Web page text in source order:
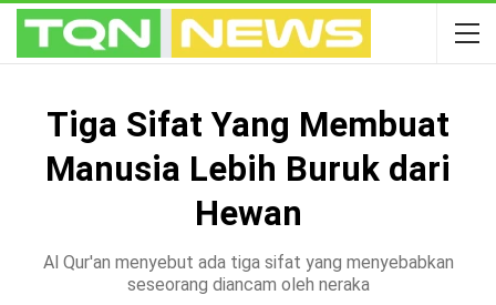
Tiga Sifat Yang Membuat
Manusia Lebih Buruk dari
Hewan
Al Qur'an menyebut ada tiga sifat yang menyebabkan
seseorang diancam oleh neraka